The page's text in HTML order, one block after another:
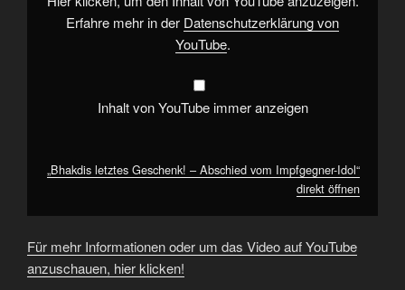
von
YouTube
anzeigen
Erfahre mehr in der Datenschutzerklärung von
YouTube.
Inhalt von YouTube immer anzeigen
„Bhakdis letztes Geschenk! – Abschied vom Impfgegner-Idol“
direkt öffnen
Für mehr Informationen oder um das Video auf YouTube
anzuschauen, hier klicken!